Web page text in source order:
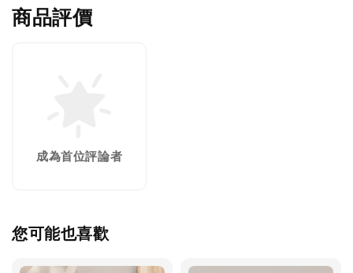
商品評價
成為首位評論者
您可能也喜歡